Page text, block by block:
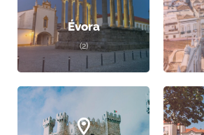
Évora
(2)